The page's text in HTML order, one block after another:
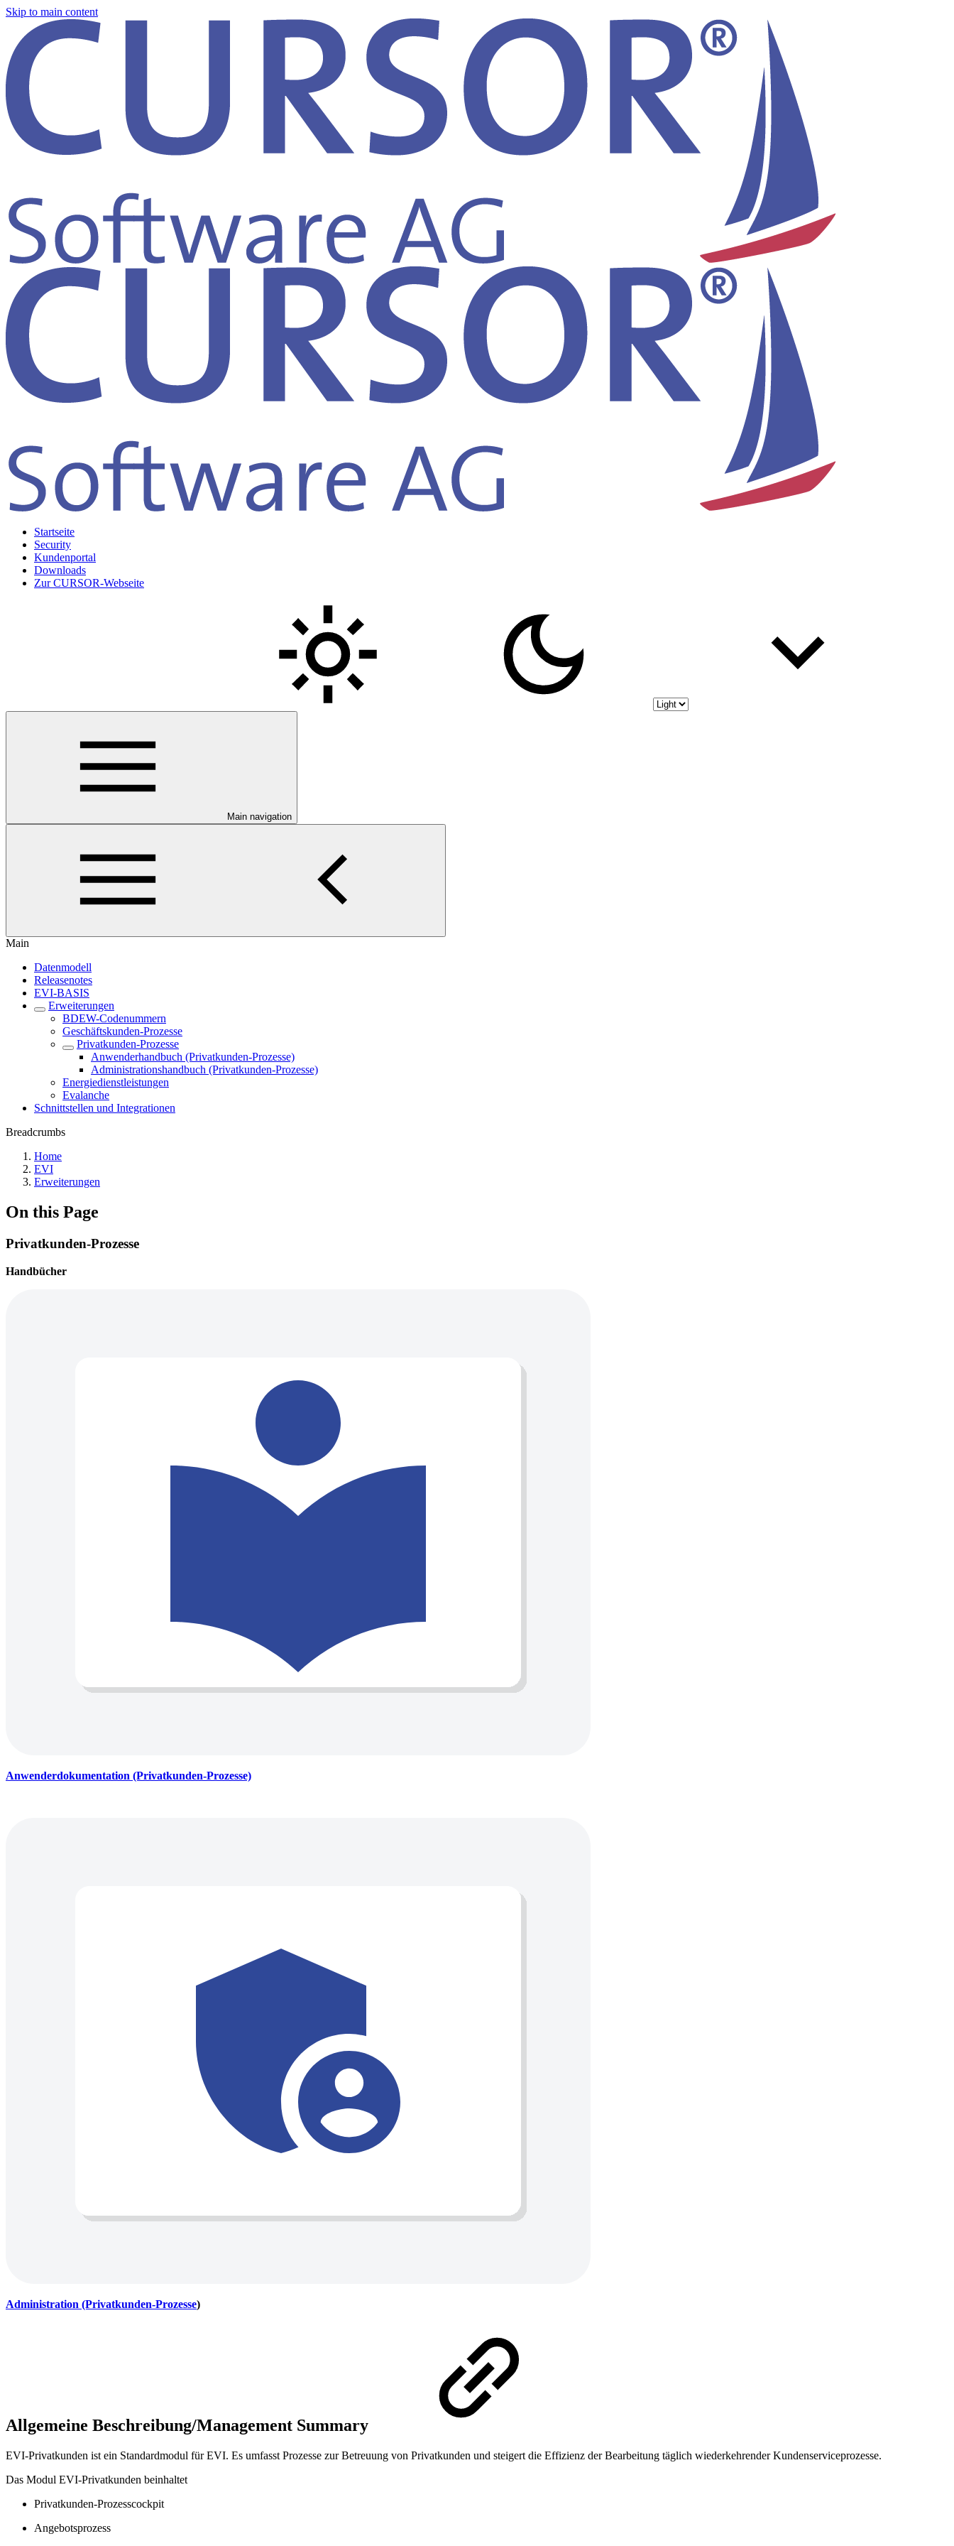
Skip to main content
Startseite
Security
Kundenportal
Downloads
Zur CURSOR-Webseite
Main navigation
Main
Datenmodell
Releasenotes
EVI-BASIS
Erweiterungen
BDEW-Codenummern
Geschäftskunden-Prozesse
Privatkunden-Prozesse
Anwenderhandbuch (Privatkunden-Prozesse)
Administrationshandbuch (Privatkunden-Prozesse)
Energiedienstleistungen
Evalanche
Schnittstellen und Integrationen
Breadcrumbs
Home
EVI
Erweiterungen
On this Page
Privatkunden-Prozesse
Handbücher
Anwenderdokumentation (Privatkunden-Prozesse)
Administration (Privatkunden-Prozesse)
Allgemeine Beschreibung/Management Summary
EVI-Privatkunden ist ein Standardmodul für EVI. Es umfasst Prozesse zur Betreuung von Privatkunden und steigert die Effizienz der Bearbeitung täglich wiederkehrender Kundenserviceprozesse.
Das Modul EVI-Privatkunden beinhaltet
Privatkunden-Prozesscockpit
Angebotsprozess